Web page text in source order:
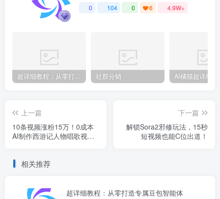
0 104 0 6 4.9W+
社群分销
上一篇
10条视频涨粉15万！0成本
AI制作西游记人物唱歌视
下一篇
解锁Sora2邪修玩法，15秒
短视频也能C位出道！
相关推荐
超详细教程：从零打造专属豆包智能体